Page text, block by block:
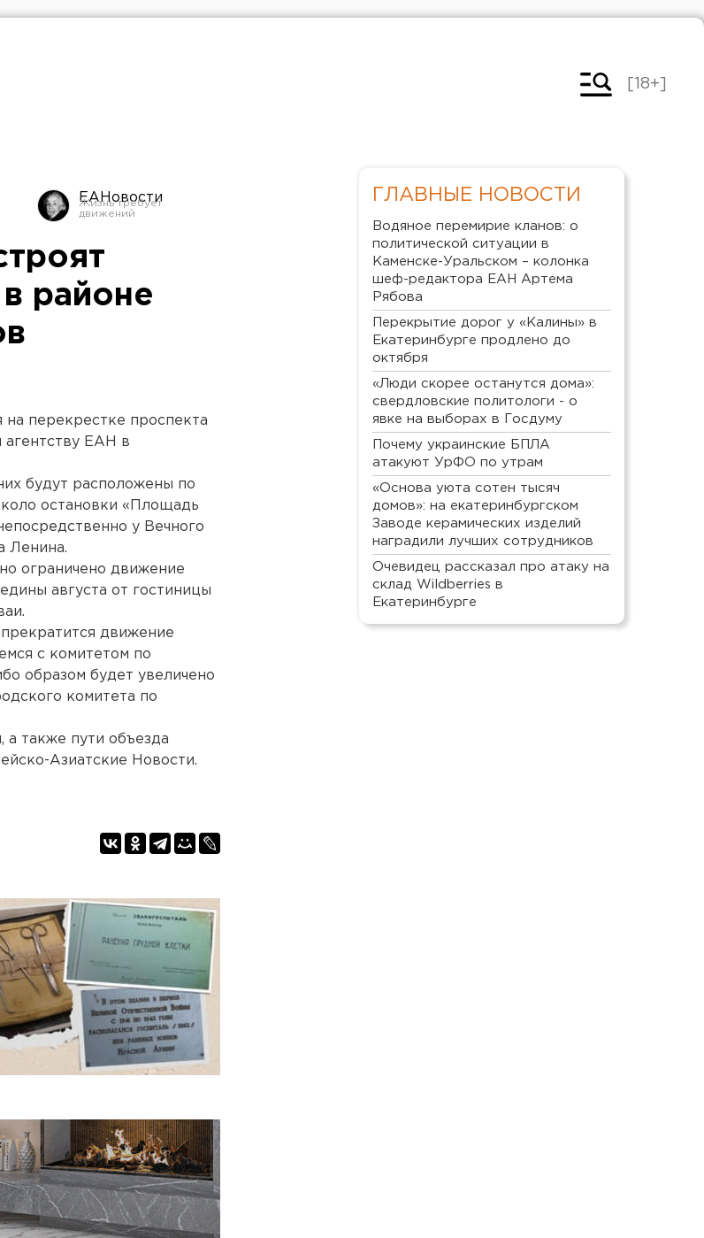
[18+]
ЕАНовости
районе
на перекрестке проспекта
ЕАН в
будут расположены по
остановки «Площадь
у Вечного
Ленина.
ограничено движение
августа от гостиницы
движение
с комитетом по
образом будет увеличено
комитета по
а также пути объезда
Азиатские Новости.
ГЛАВНЫЕ НОВОСТИ
Водяное перемирие кланов: о
политической ситуации в
Каменске-Уральском – колонка
шеф-редактора ЕАН Артема
Рябова
Перекрытие дорог у «Калины» в
Екатеринбурге продлено до
октября
«Люди скорее останутся дома»:
свердловские политологи - о
явке на выборах в Госдуму
Почему украинские БПЛА
атакуют УрФО по утрам
«Основа уюта сотен тысяч
домов»: на екатеринбургском
Заводе керамических изделий
наградили лучших сотрудников
Очевидец рассказал про атаку на
склад Wildberries в
Екатеринбурге